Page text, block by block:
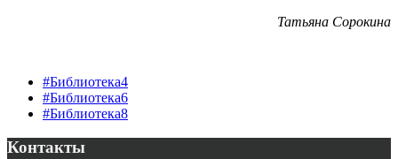
Татьяна Сорокина
#Библиотека4
#Библиотека6
#Библиотека8
Контакты